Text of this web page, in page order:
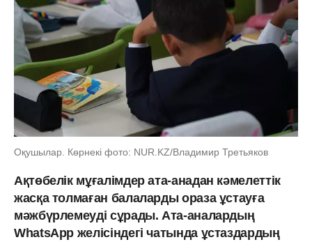
Оқушылар. Көрнекі фото: NUR.KZ/Владимир Третьяков
Ақтөбелік мұғалімдер ата-анадан кәмелеттік
жасқа толмаған балаларды ораза ұстауға
мәжбүрлемеуді сұрады. Ата-аналардың
WhatsApp желісіндегі чатында ұстаздардың